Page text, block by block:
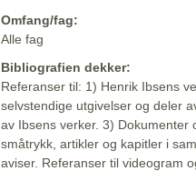
Omfang/fag:
Alle fag
Bibliografien dekker:
Referanser til: 1) Henrik Ibsens
selvstendige utgivelser og deler
av Ibsens verker. 3) Dokumenter
småtrykk, artikler og kapitler i
aviser. Referanser til videogram